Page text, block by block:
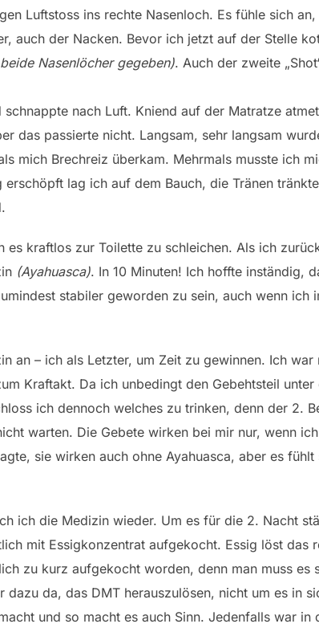
Luftstoss ins rechte Nasenloch. Es fühle sich
auch der Nacken. Bevor ich jetzt auf der Stelle
Nasenlöcher gegeben). Auch der zweite
nach Luft. Kniend auf der Matratze
das passierte nicht. Langsam, sehr langsam
mich Brechreiz überkam. Mehrmals musste ich
lag ich auf dem Bauch, die Tränen
es kraftlos zur Toilette zu schleichen. Als ich
(Ayahuasca). In 10 Minuten! Ich hoffte inständig,
stabiler geworden zu sein, auch wenn
an – ich als Letzter, um Zeit zu gewinnen. Ich
Kraftakt. Da ich unbedingt den Gebehtsteil
ich dennoch welches zu trinken, denn der 2.
warten. Die Gebete wirken bei mir nur, wenn
sie wirken auch ohne Ayahuasca, aber es
ich die Medizin wieder. Um es für die 2. Nacht
mit Essigkonzentrat aufgekocht. Essig löst das
zu kurz aufgekocht worden, denn man muss es
da, das DMT herauszulösen, nicht um es in
und so macht es auch Sinn. Jedenfalls war